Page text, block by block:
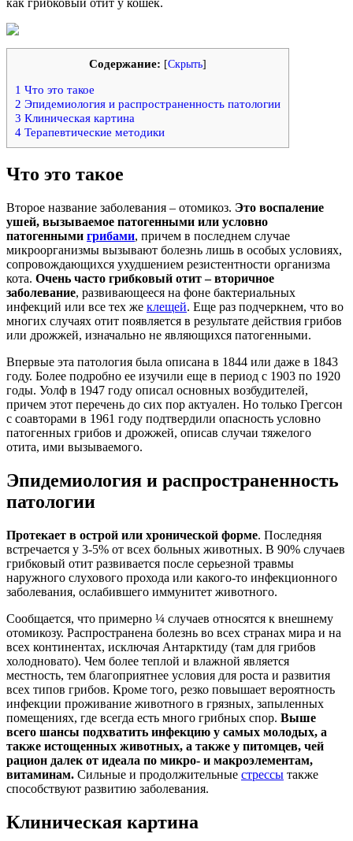
как грибковый отит у кошек.
Содержание: [Скрыть]
1 Что это такое
2 Эпидемиология и распространенность патологии
3 Клиническая картина
4 Терапевтические методики
Что это такое
Второе название заболевания – отомикоз. Это воспаление
ушей, вызываемое патогенными или условно
патогенными грибами, причем в последнем случае
микроорганизмы вызывают болезнь лишь в особых условиях,
сопровождающихся ухудшением резистентности организма
кота. Очень часто грибковый отит – вторичное
заболевание, развивающееся на фоне бактериальных
инфекций или все тех же клещей. Еще раз подчеркнем, что во
многих случаях отит появляется в результате действия грибов
или дрожжей, изначально не являющихся патогенными.
Впервые эта патология была описана в 1844 или даже в 1843
году. Более подробно ее изучили еще в период с 1903 по 1920
годы. Уолф в 1947 году описал основных возбудителей,
причем этот перечень до сих пор актуален. Но только Грегсон
с соавторами в 1961 году подтвердили опасность условно
патогенных грибов и дрожжей, описав случаи тяжелого
отита, ими вызываемого.
Эпидемиология и распространенность
патологии
Протекает в острой или хронической форме. Последняя
встречается у 3-5% от всех больных животных. В 90% случаев
грибковый отит развивается после серьезной травмы
наружного слухового прохода или какого-то инфекционного
заболевания, ослабившего иммунитет животного.
Сообщается, что примерно ¼ случаев относятся к внешнему
отомикозу. Распространена болезнь во всех странах мира и на
всех континентах, исключая Антарктиду (там для грибов
холодновато). Чем более теплой и влажной является
местность, тем благоприятнее условия для роста и развития
всех типов грибов. Кроме того, резко повышает вероятность
инфекции проживание животного в грязных, запыленных
помещениях, где всегда есть много грибных спор. Выше
всего шансы подхватить инфекцию у самых молодых, а
также истощенных животных, а также у питомцев, чей
рацион далек от идеала по микро- и макроэлементам,
витаминам. Сильные и продолжительные стрессы также
способствуют развитию заболевания.
Клиническая картина